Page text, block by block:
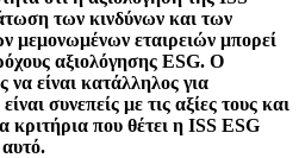
των κινδύνων και των
μεμονωμένων εταιρειών μπορεί
αξιολόγησης ESG. Ο
να είναι κατάλληλος για
συνεπείς με τις αξίες τους και
κριτήρια που θέτει η ISS ESG